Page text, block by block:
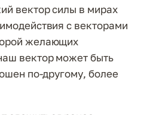
вектор силы в мирах
с векторами
желающих
вектор может быть
по-другому, более